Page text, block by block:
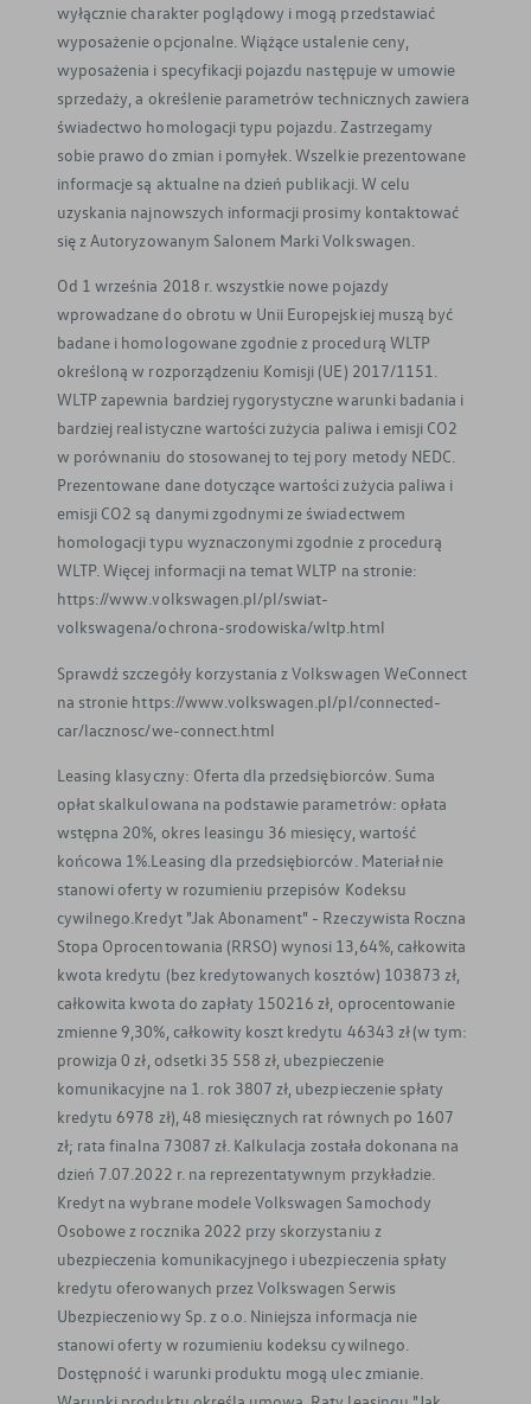
wyłącznie charakter poglądowy i mogą przedstawiać
wyposażenie opcjonalne. Wiążące ustalenie ceny,
wyposażenia i specyfikacji pojazdu następuje w umowie
sprzedaży, a określenie parametrów technicznych zawiera
świadectwo homologacji typu pojazdu. Zastrzegamy
sobie prawo do zmian i pomyłek. Wszelkie prezentowane
informacje są aktualne na dzień publikacji. W celu
uzyskania najnowszych informacji prosimy kontaktować
się z Autoryzowanym Salonem Marki Volkswagen.
Od 1 września 2018 r. wszystkie nowe pojazdy
wprowadzane do obrotu w Unii Europejskiej muszą być
badane i homologowane zgodnie z procedurą WLTP
określoną w rozporządzeniu Komisji (UE) 2017/1151.
WLTP zapewnia bardziej rygorystyczne warunki badania i
bardziej realistyczne wartości zużycia paliwa i emisji CO2
w porównaniu do stosowanej to tej pory metody NEDC.
Prezentowane dane dotyczące wartości zużycia paliwa i
emisji CO2 są danymi zgodnymi ze świadectwem
homologacji typu wyznaczonymi zgodnie z procedurą
WLTP. Więcej informacji na temat WLTP na stronie:
https://www.volkswagen.pl/pl/swiat-
volkswagena/ochrona-srodowiska/wltp.html
Sprawdź szczegóły korzystania z Volkswagen WeConnect
na stronie https://www.volkswagen.pl/pl/connected-
car/lacznosc/we-connect.html
Leasing klasyczny: Oferta dla przedsiębiorców. Suma
opłat skalkulowana na podstawie parametrów: opłata
wstępna 20%, okres leasingu 36 miesięcy, wartość
końcowa 1%.Leasing dla przedsiębiorców. Materiał nie
stanowi oferty w rozumieniu przepisów Kodeksu
cywilnego.Kredyt "Jak Abonament" - Rzeczywista Roczna
Stopa Oprocentowania (RRSO) wynosi 13,64%, całkowita
kwota kredytu (bez kredytowanych kosztów) 103873 zł,
całkowita kwota do zapłaty 150216 zł, oprocentowanie
zmienne 9,30%, całkowity koszt kredytu 46343 zł (w tym:
prowizja 0 zł, odsetki 35 558 zł, ubezpieczenie
komunikacyjne na 1. rok 3807 zł, ubezpieczenie spłaty
kredytu 6978 zł), 48 miesięcznych rat równych po 1607
zł; rata finalna 73087 zł. Kalkulacja została dokonana na
dzień 7.07.2022 r. na reprezentatywnym przykładzie.
Kredyt na wybrane modele Volkswagen Samochody
Osobowe z rocznika 2022 przy skorzystaniu z
ubezpieczenia komunikacyjnego i ubezpieczenia spłaty
kredytu oferowanych przez Volkswagen Serwis
Ubezpieczeniowy Sp. z o.o. Niniejsza informacja nie
stanowi oferty w rozumieniu kodeksu cywilnego.
Dostępność i warunki produktu mogą ulec zmianie.